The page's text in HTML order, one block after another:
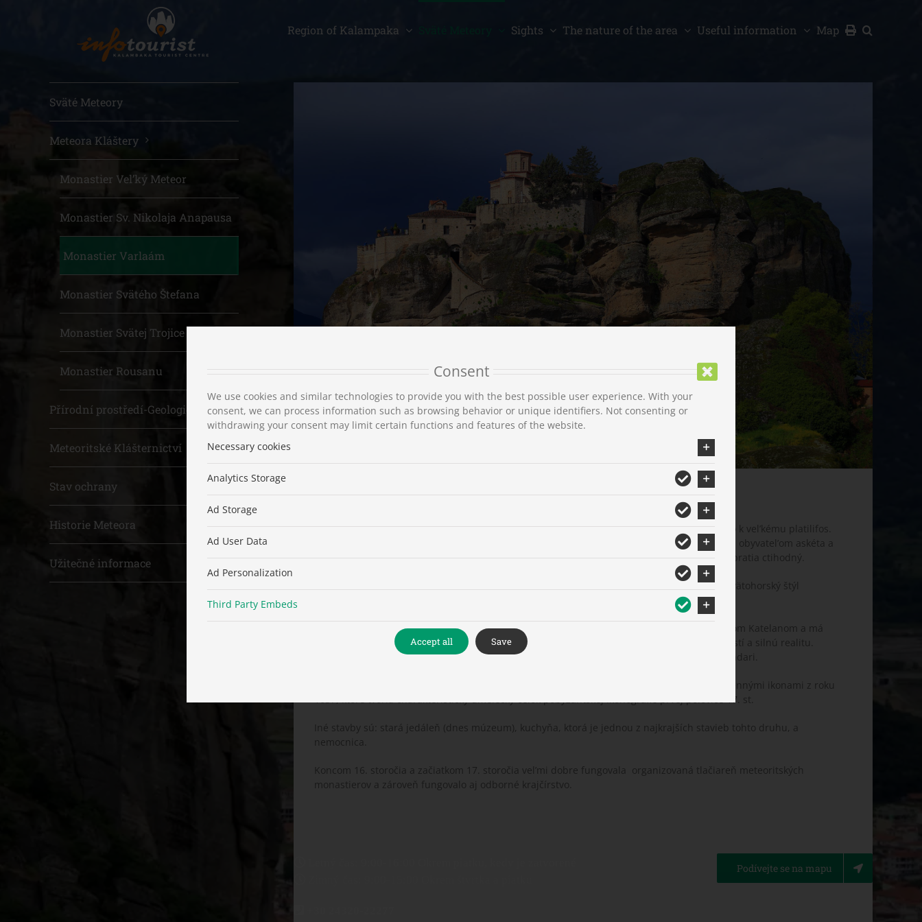
Region of Kalampaka Sights The nature of the area Useful information Map
Patrí k významným monastierom, ale je rozlohou omnoho menší a nachádza sa vel’mi blízko k vel’kému platilifos.
Tam stojí skala mužského posvätného monastiera Varlaáma a podl’a tradície bol jeho prvým obyvatel’om askéta a
pustovník Varlaám v 14. storočí. Monastier bol založený v roku 1517/18, ked’ sa tam usadili bratia ctihodný.
Teofan (†1544) a Nektarij (†1550), Absarabsci, ktorí pochádzali z mesta Ioanina. Vel’kolepý svätohorský štýl
centrálneho chrámu monastiera je zasvätený Všetkým svätým a bol založený v roku 1542.
Hlavný chrám bol rozpísaný nástennými ikonami v roku 1548 ikonopiscom Fivejským, Frankom Katelanom a má
všetky znaky jeho ikonografického štýlu opisných detailov a analýz historických faktov udalostí a silnú realitu.
Narfikas bol rozpísaný v roku 1566 Fivejskými bratmi ikonopiscami Georgiom a Frankom Kondari.
Kaplnka Troch svätitel’ov s jednou klenbou bola postavená v roku 1627 a je rozpísaná nástennými ikonami z roku
1637, ktoré tvoria charakteristický umelecký celok pobyzantskej ikonografie prvej polovice 17. st.
Iné stavby sú: stará jedáleň (dnes múzeum), kuchyňa, ktorá je jednou z najkrajších stavieb tohto druhu, a
nemocnica.
Koncom 16. storočia a začiatkom 17. storočia vel’mi dobre fungovala organizovaná tlačiareň meteoritských
monastierov a zároveň fungovalo aj odborné krajčírstvo.
Podívejte se na mapu
Sväté Meteory
Meteora Kláštery
Monastier Vel’ký Meteor
Monastier Sv. Nikolaja Anapausa
Monastier Varlaám
Monastier Svätého Štefana
Monastier Svätej Trojice
Monastier Rousanu
Přírodní prostředí-Geologie
Meteoritské Klášternictví
Stav ochrany
Historie Meteora
Užitečné informace
Consent
We use cookies and similar technologies to provide you with the best possible user experience. With your
consent, we can process information such as browsing behavior or unique identifiers. Not consenting or
withdrawing your consent may limit certain functions and features of the website.
Necessary cookies
Analytics Storage
Ad Storage
Ad User Data
Ad Personalization
Third Party Embeds
Accept all Save